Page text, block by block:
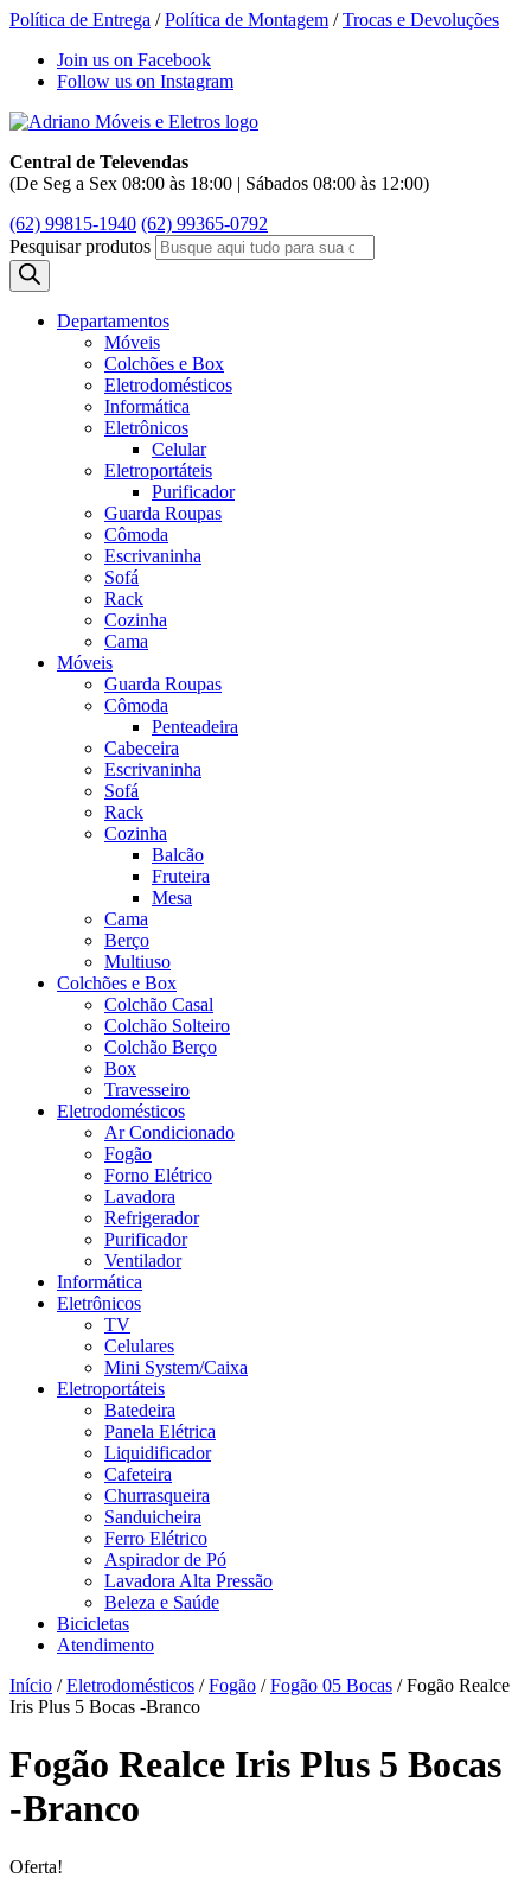
Política de Entrega /Política de Montagem /Trocas e Devoluções
Join us on Facebook
Follow us on Instagram
Central de Televendas
(De Seg a Sex 08:00 às 18:00 | Sábados 08:00 às 12:00)
(62) 99815-1940 (62) 99365-0792
Pesquisar produtos
Departamentos
Móveis
Colchões e Box
Eletrodomésticos
Informática
Eletrônicos
Celular
Eletroportáteis
Purificador
Guarda Roupas
Cômoda
Escrivaninha
Sofá
Rack
Cozinha
Cama
Móveis
Guarda Roupas
Cômoda
Penteadeira
Cabeceira
Escrivaninha
Sofá
Rack
Cozinha
Balcão
Fruteira
Mesa
Cama
Berço
Multiuso
Colchões e Box
Colchão Casal
Colchão Solteiro
Colchão Berço
Box
Travesseiro
Eletrodomésticos
Ar Condicionado
Fogão
Forno Elétrico
Lavadora
Refrigerador
Purificador
Ventilador
Informática
Eletrônicos
TV
Celulares
Mini System/Caixa
Eletroportáteis
Batedeira
Panela Elétrica
Liquidificador
Cafeteira
Churrasqueira
Sanduicheira
Ferro Elétrico
Aspirador de Pó
Lavadora Alta Pressão
Beleza e Saúde
Bicicletas
Atendimento
Início /Eletrodomésticos /Fogão /Fogão 05 Bocas / Fogão Realce
Iris Plus 5 Bocas -Branco
Fogão Realce Iris Plus 5 Bocas
-Branco
Oferta!